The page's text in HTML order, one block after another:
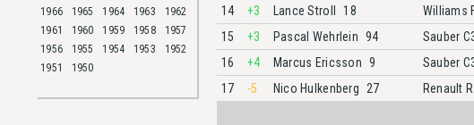
1966
1965 1964 1963
1962
1961
1960 1959 1958
1957
1956
1955 1954 1953
1952
1951
1950
14
+3 Lance Stroll 18 Williams
15
+3 Pascal Wehrlein 94 Sauber
16
+4 Marcus Ericsson 9 Sauber
17
-5 Nico Hulkenberg 27 Renault